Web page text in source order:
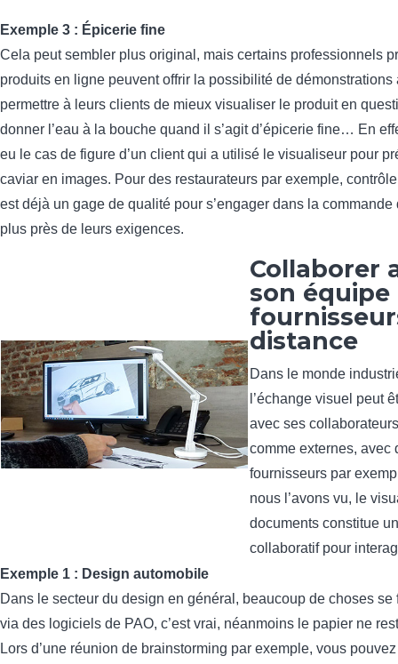
Exemple 3 : Épicerie fine
Cela peut sembler plus original, mais certains professionnels
produits en ligne peuvent offrir la possibilité de démonstrations
permettre à leurs clients de mieux visualiser le produit en
donner l’eau à la bouche quand il s’agit d’épicerie fine… En
eu le cas de figure d’un client qui a utilisé le visualiseur pour
caviar en images. Pour des restaurateurs par exemple,
est déjà un gage de qualité pour s’engager dans la commande
plus près de leurs exigences.
Collaborer
son équipe
distance
Dans le monde
l’échange visuel peut
avec ses
comme externes, avec
fournisseurs par
nous l’avons vu, le
documents constitue
collaboratif pour
Exemple 1 : Design automobile
Dans le secteur du design en général, beaucoup de choses se
via des logiciels de PAO, c’est vrai, néanmoins le papier ne
Lors d’une réunion de brainstorming par exemple, vous